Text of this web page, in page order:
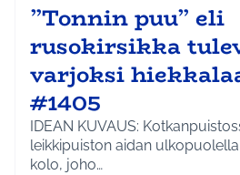
”Tonnin puu” eli
rusokirsikka
varjoksi
#1405
IDEAN KUVAUS:
leikkipuiston aidan
kolo, joho…